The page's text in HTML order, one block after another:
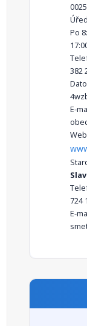
Po
382
E-
724
E-